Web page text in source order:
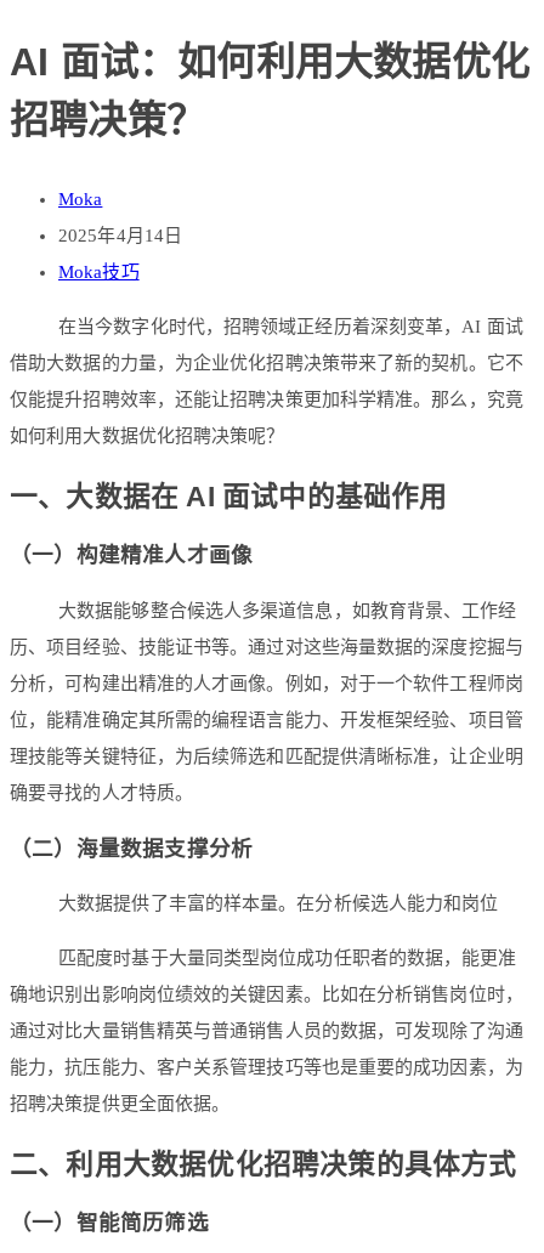
AI 面试：如何利用大数据优化
招聘决策？
Moka
2025年4月14日
Moka技巧
在当今数字化时代，招聘领域正经历着深刻变革，AI 面试
借助大数据的力量，为企业优化招聘决策带来了新的契机。它不
仅能提升招聘效率，还能让招聘决策更加科学精准。那么，究竟
如何利用大数据优化招聘决策呢？
一、大数据在 AI 面试中的基础作用
（一）构建精准人才画像
大数据能够整合候选人多渠道信息，如教育背景、工作经
历、项目经验、技能证书等。通过对这些海量数据的深度挖掘与
分析，可构建出精准的人才画像。例如，对于一个软件工程师岗
位，能精准确定其所需的编程语言能力、开发框架经验、项目管
理技能等关键特征，为后续筛选和匹配提供清晰标准，让企业明
确要寻找的人才特质。
（二）海量数据支撑分析
大数据提供了丰富的样本量。在分析候选人能力和岗位
匹配度时基于大量同类型岗位成功任职者的数据，能更准
确地识别出影响岗位绩效的关键因素。比如在分析销售岗位时，
通过对比大量销售精英与普通销售人员的数据，可发现除了沟通
能力，抗压能力、客户关系管理技巧等也是重要的成功因素，为
招聘决策提供更全面依据。
二、利用大数据优化招聘决策的具体方式
（一）智能简历筛选